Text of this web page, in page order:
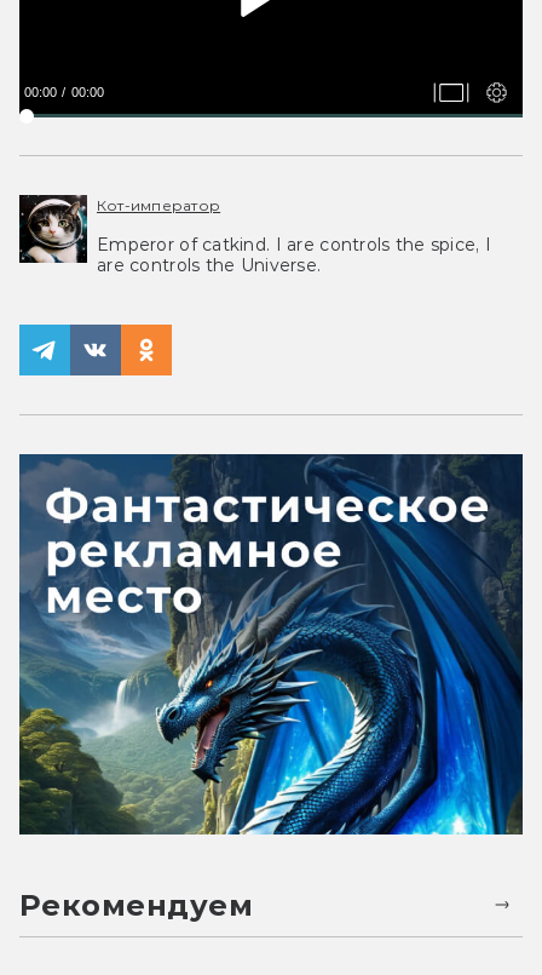
00:00 00:00
Кот-император
Emperor of catkind. I are controls the spice, I
are controls the Universe.
Рекомендуем